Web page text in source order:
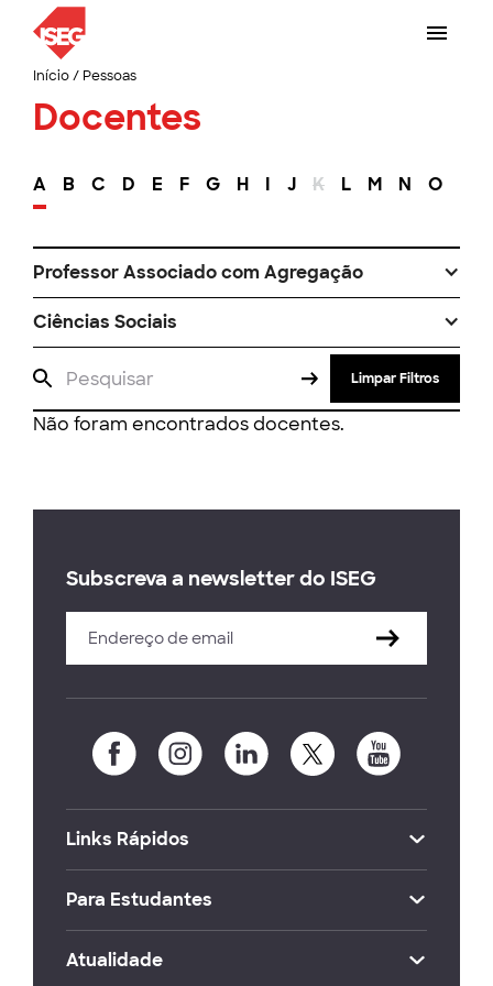
Início/ Pessoas
Docentes
A B C D E F G H I J K L M N O
Professor Associado com Agregação
Ciências Sociais
Limpar Filtros
Não foram encontrados docentes.
Subscreva a newsletter do ISEG
Links Rápidos
Para Estudantes
Atualidade